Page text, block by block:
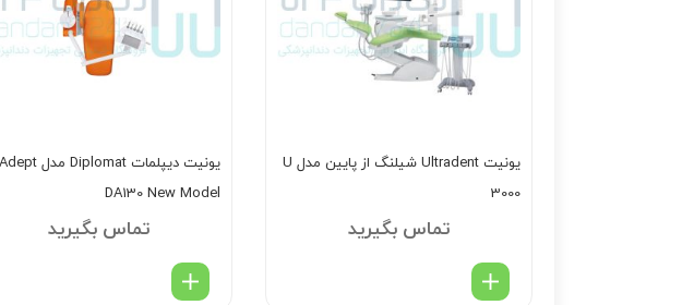
یونیت Ultradent شیلنگ از پایین مدل U
3000
تماس بگیرید
یونیت دیپلمات Diplomat مدل Adept
DA130 New Model
تماس بگیرید